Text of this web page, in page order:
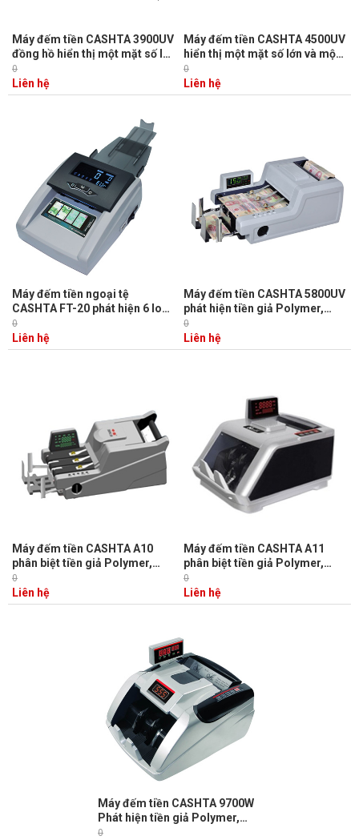
Máy đếm tiền CASHTA 3900UV
đồng hồ hiển thị một mặt số lớn
và một mặt số kéo dài, đếm
được tiền giấy & Polymer
0
Liên hệ
Máy đếm tiền CASHTA 4500UV
hiển thị một mặt số lớn và một
mặt số kéo dài, đếm được tiền
giấy & Polymer.
0
Liên hệ
Máy đếm tiền ngoại tệ
CASHTA FT-20 phát hiện 6 loại
ngoại tệ thông dụng, phát hiện
tiền giả bằng tia UV, hiển thị
mệnh giá khi đếm
0
Liên hệ
Máy đếm tiền CASHTA 5800UV
phát hiện tiền giả Polymer,
phân biệt được mệnh giá khi
đếm
0
Liên hệ
Máy đếm tiền CASHTA A10
phân biệt tiền giả Polymer,
phân biệt mệnh giá tiền, phân
biệt tiền lẫn loại
0
Liên hệ
Máy đếm tiền CASHTA A11
phân biệt tiền giả Polymer,
phân biệt mệnh giá tiền, phân
biệt tiền rách, tiền bẩn
0
Liên hệ
Máy đếm tiền CASHTA 9700W
Phát hiện tiền giả Polymer,
Phân biệt được mệnh giá &
0